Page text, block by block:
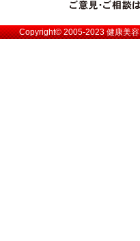
Copyright© 2005-2023健康美